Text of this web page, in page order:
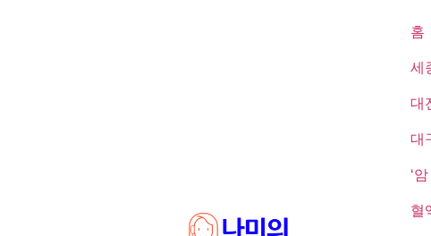
홈
세
대
대
‘
혈